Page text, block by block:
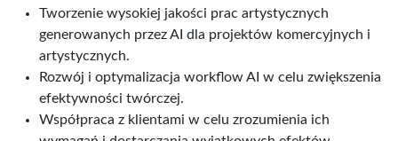
Tworzenie wysokiej jakości prac artystycznych
generowanych przez AI dla projektów komercyjnych i
artystycznych.
Rozwój i optymalizacja workflow AI w celu zwiększenia
efektywności twórczej.
Współpraca z klientami w celu zrozumienia ich